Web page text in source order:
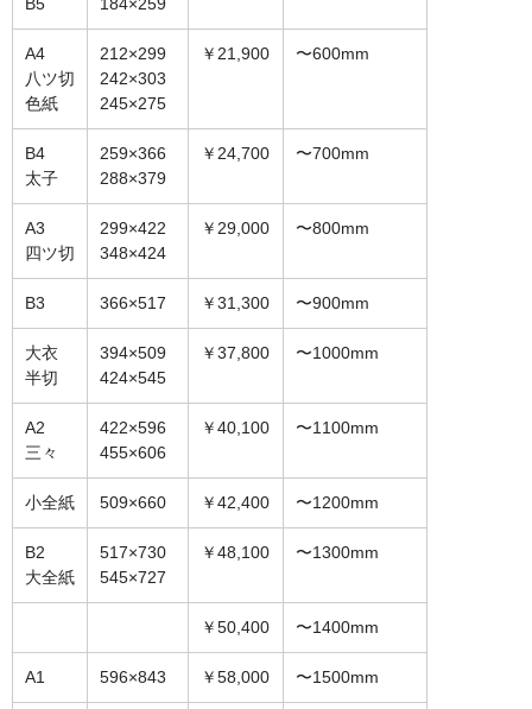
For overseas customers
会社案内
サイトマップ
オーダーメイド額装
額装のご相談・注文方法
額装参考作品
ショップ
A4
八ツ切
色紙
212×299
242×303
245×275
￥21,900 〜600mm
B4
太子
259×366
288×379
￥24,700 〜700mm
A3
四ツ切
299×422
348×424
￥29,000 〜800mm
B3 366×517 ￥31,300 〜900mm
大衣
半切
394×509
424×545
￥37,800 〜1000mm
A2
三々
422×596
455×606
￥40,100 〜1100mm
小全紙 509×660 ￥42,400 〜1200mm
B2
大全紙
517×730
545×727
￥48,100 〜1300mm
￥50,400 〜1400mm
A1 596×843 ￥58,000 〜1500mm